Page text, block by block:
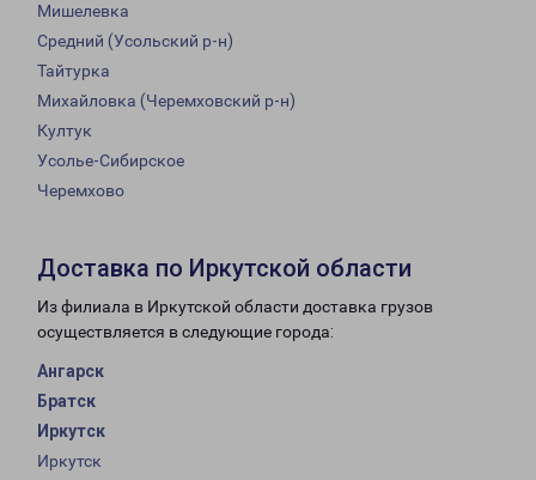
Мишелевка
Средний (Усольский р-н)
Тайтурка
Михайловка (Черемховский р-н)
Култук
Усолье-Сибирское
Черемхово
Доставка по Иркутской области
Из филиала в Иркутской области доставка грузов
осуществляется в следующие города:
Ангарск
Братск
Иркутск
Иркутск